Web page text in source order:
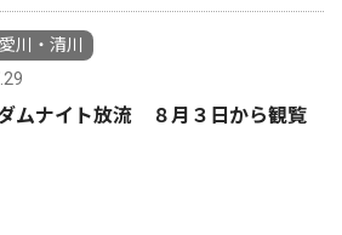
川・清川
ムナイト放流 ８月３日から観覧